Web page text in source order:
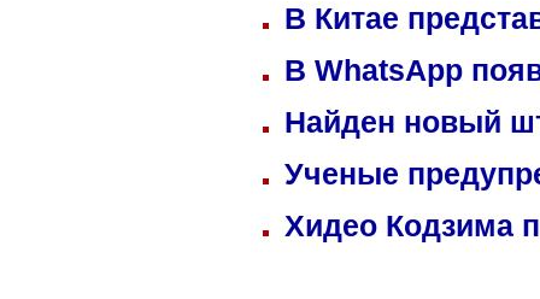
В Китае
В WhatsApp
Найден новый
Ученые
Хидео Кодзима